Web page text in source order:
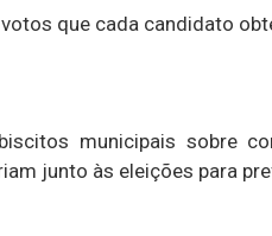
que cada candidato
municipais sobre
junto às eleições para